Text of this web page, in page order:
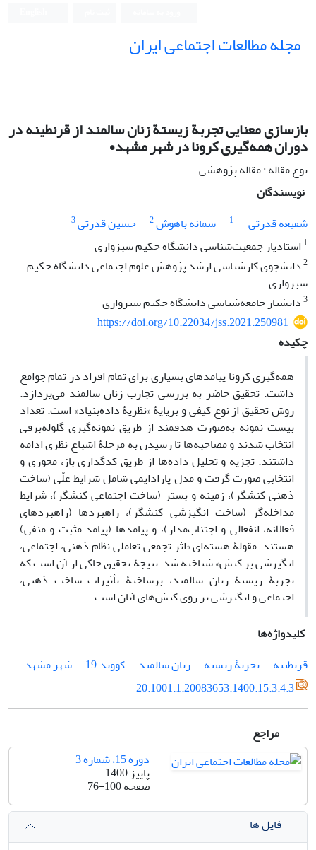
مجله مطالعات اجتماعی ایران
بازسازی معنایی تجربة زیستة زنان سالمند از قرنطینه در
دوران همه‌گیری کرونا در شهر مشهد•
نوع مقاله : مقاله پژوهشی
نویسندگان
شفیعه قدرتی
1 سمانه باهوش2 حسین قدرتی3
1 استادیار جمعیت‌شناسی دانشگاه حکیم سبزواری
2دانشجوی کارشناسی ارشد پژوهش علوم اجتماعی دانشگاه حکیم
سبزواری
3دانشیار جامعه‌شناسی دانشگاه حکیم سبزواری
https://doi.org/10.22034/jss.2021.250981
چکیده
همه‌گیری کرونا پیامدهای بسیاری برای تمام افراد در تمام جوامع
داشت. تحقیق حاضر به بررسی تجارب زنان سالمند می‌پردازد.
روش تحقیق از نوع کیفی و برپایۀ «نظریۀ داده‌بنیاد» است. تعداد
بیست نمونه به‌صورت هدفمند از طریق نمونه‌گیری گلوله‌برفی
انتخاب شدند و مصاحبه‌ها تا رسیدن به مرحلۀ اشباع نظری ادامه
داشتند. تجزیه و تحلیل داده‌ها از طریق کدگذاری باز، محوری و
انتخابی صورت گرفت و مدل پارادایمی ‌شامل شرایط علّی (ساخت
‌ذهنی ‌کنشگر)، زمینه و بستر (ساخت ‌اجتماعی ‌کنشگر)، شرایط
مداخله‌گر (ساخت انگیزشی کنشگر)، راهبردها (راهبردهای
فعالانه، انفعالی و اجتناب‌مدار)، و پیامدها (پیامد مثبت و منفی)
هستند. مقولۀ هسته‌ای «اثر تجمعی تعاملی نظام ذهنی، اجتماعی،
انگیزشی بر کنش» شناخته شد. نتیجۀ تحقیق حاکی از آن است که
تجربۀ زیستۀ زنان سالمند، برساختۀ تأثیرات ساخت ذهنی،
اجتماعی و انگیزشی بر روی کنش‌های آنان است.
کلیدواژه‌ها
قرنطینه
تجربۀ زیسته زنان سالمند کوویدـ19
شهر مشهد
20.1001.1.20083653.1400.15.3.4.3
مراجع
دوره 15، شماره 3
پاییز 1400
صفحه76-100
فایل ها